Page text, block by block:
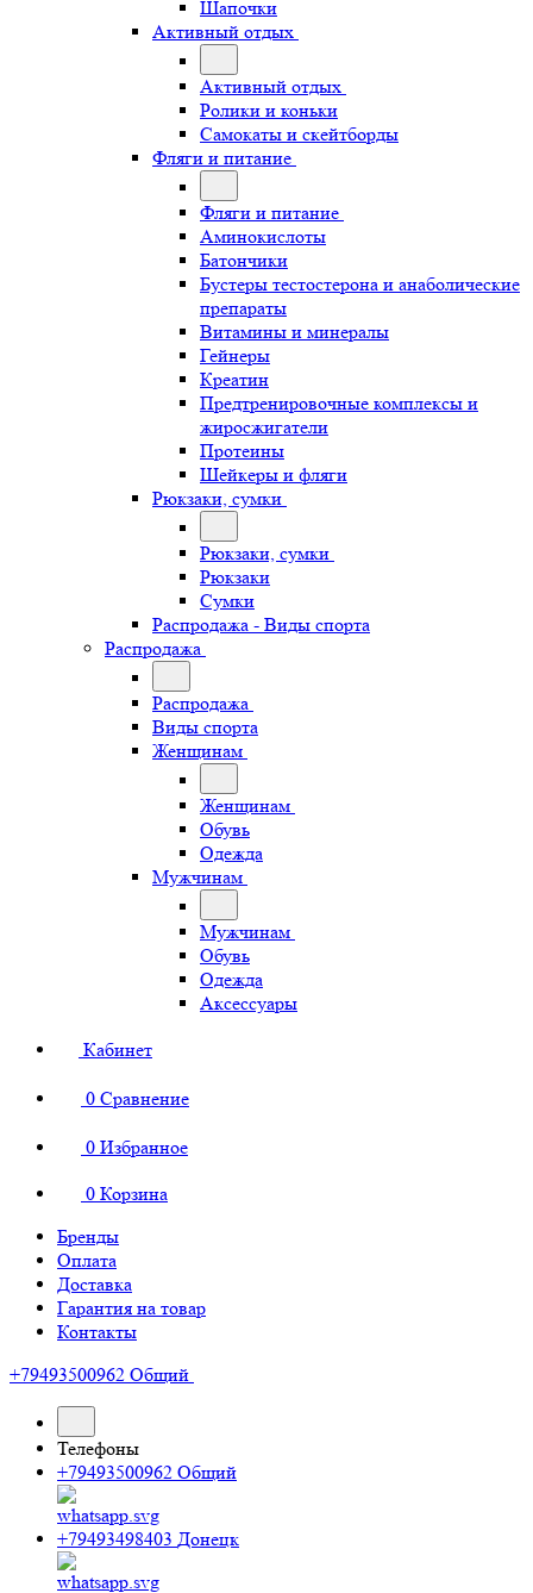
Шапочки
Активный отдых
Активный отдых
Ролики и коньки
Самокаты и скейтборды
Фляги и питание
Фляги и питание
Аминокислоты
Батончики
Бустеры тестостерона и анаболические
препараты
Витамины и минералы
Гейнеры
Креатин
Предтренировочные комплексы и
жиросжигатели
Протеины
Шейкеры и фляги
Рюкзаки, сумки
Рюкзаки, сумки
Рюкзаки
Сумки
Распродажа - Виды спорта
Распродажа
Распродажа
Виды спорта
Женщинам
Женщинам
Обувь
Одежда
Мужчинам
Мужчинам
Обувь
Одежда
Аксессуары
Кабинет
0 Сравнение
0 Избранное
0 Корзина
Бренды
Оплата
Доставка
Гарантия на товар
Контакты
+79493500962 Общий
Телефоны
+79493500962 Общий
+79493498403 Донецк